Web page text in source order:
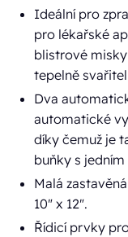
Ideální pro
pro lékařské
blistrové
tepelně
Dva
automatické
díky čemuž je
buňky s
Malá
10" x 12".
Řídicí prvky